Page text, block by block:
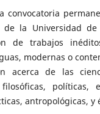
convocatoria
de la Universidad
de trabajos
modernas o
acerca de las
políticas,
antropológicas, y